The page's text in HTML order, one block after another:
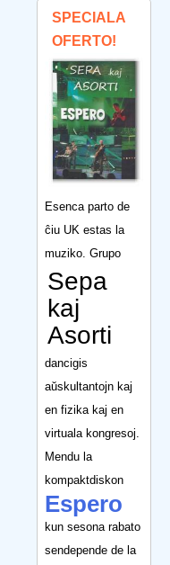
SPECIALA
OFERTO!
Esenca parto de
ĉiu UK estas la
muziko. Grupo
Sepa
kaj
Asorti
dancigis
aŭskultantojn kaj
en fizika kaj en
virtuala kongresoj.
Mendu la
kompaktdiskon
Espero
kun sesona rabato
sendepende de la